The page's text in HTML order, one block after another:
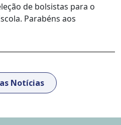
de bolsistas para o
Parabéns aos
Notícias